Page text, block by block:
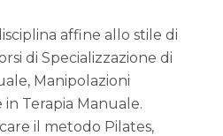
affine allo stile di
di Specializzazione di
Manipolazioni
Terapia Manuale.
il metodo Pilates,